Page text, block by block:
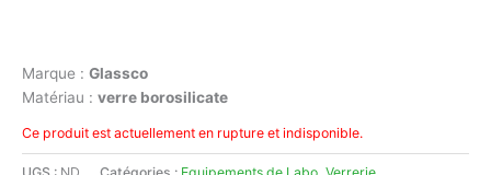
Marque : Glassco
Matériau : verre borosilicate
Ce produit est actuellement en rupture et indisponible.